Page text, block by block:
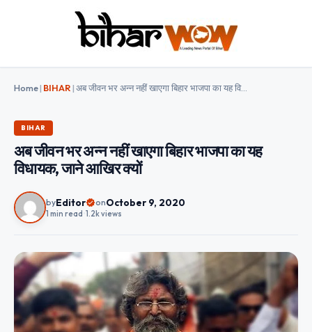
Home| BIHAR| अब जीवन भर अन्न नहीं खाएगा बिहार भाजपा का यह विधायक, जाने आखिर क्यों
BIHAR
अब जीवन भर अन्न नहीं खाएगा बिहार भाजपा का यह
विधायक, जाने आखिर क्यों
byEditor onOctober 9, 2020
1 min read 1.2k views